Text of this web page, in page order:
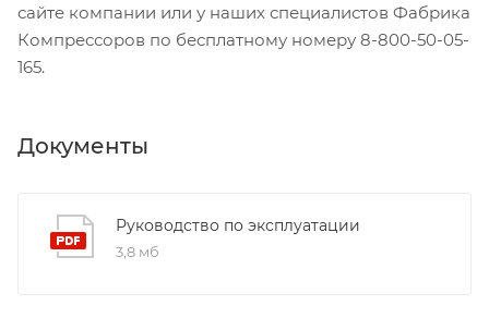
сайте компании или у наших специалистов Фабрика
Компрессоров по бесплатному номеру 8-800-50-05-
165.
Документы
Руководство по эксплуатации
3,8 мб